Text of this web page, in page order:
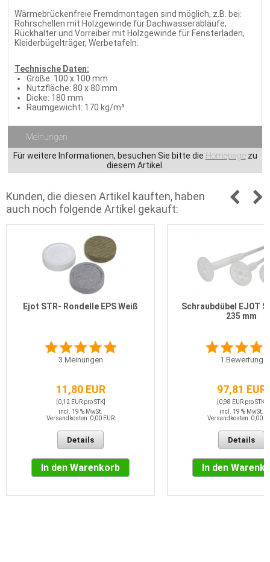
Wärmebrückenfreie Fremdmontagen sind möglich, z.B. bei:
Rohrschellen mit Holzgewinde für Dachwasserabläufe,
Rückhalter und Vorreiber mit Holzgewinde für Fensterläden,
Kleiderbügelträger, Werbetafeln.
Technische Daten:
Größe: 100 x 100 mm
Nutzfläche: 80 x 80 mm
Dicke: 180 mm
Raumgewicht: 170 kg/m³
Meinungen
Für weitere Informationen, besuchen Sie bitte die Homepagezu
diesem Artikel.
Kunden, die diesen Artikel kauften, haben
auch noch folgende Artikel gekauft:
Ejot STR- Rondelle EPS Weiß
3 Meinungen
11,80 EUR
[0,12 EUR pro STK]
incl. 19 % MwSt.
Versandkosten: 0,00 EUR
Details
In den Warenkorb
Schraubdübel EJOT
235 mm
1 Bewertung
97,81 EUR
[0,98 EUR pro STK]
incl. 19 % MwSt.
Versandkosten: 0,00
Details
In den